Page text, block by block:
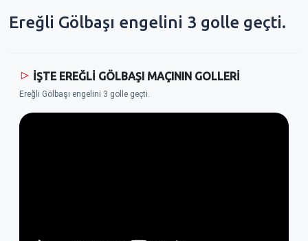
Ereğli Gölbaşı engelini 3 golle geçti.
İŞTE EREĞLİ GÖLBAŞI MAÇININ GOLLERİ
Ereğli Gölbaşı engelini 3 golle geçti.